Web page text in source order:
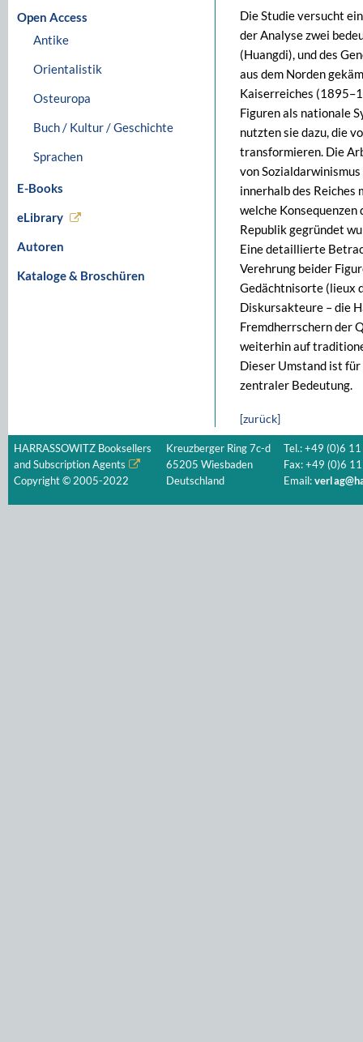
Open Access
Antike
Orientalistik
Osteuropa
Buch / Kultur / Geschichte
Sprachen
E-Books
eLibrary
Autoren
Kataloge & Broschüren
Die Studie versucht
der Analyse zwei
(Huangdi), und des
aus dem Norden
Kaiserreiches
Figuren als nationale
nutzten sie dazu, die
transformieren. Die
von
innerhalb des
welche
Republik gegründet
Eine detaillierte
Verehrung beider
Gedächtnisorte (lieux
Diskursakteure – die
Fremdherrschern der
weiterhin auf
Dieser Umstand ist für
zentraler Bedeutung.
[zurück]
HARRASSOWITZ Booksellers
and Subscription Agents
Copyright © 2005-2022
Kreuzberger Ring 7c-d
65205 Wiesbaden
Deutschland
Tel.: +49 (0)6
Fax: +49 (0)6
Email: